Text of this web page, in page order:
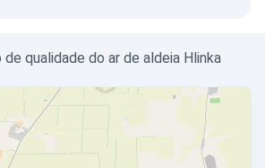
qualidade do ar de aldeia Hlinka